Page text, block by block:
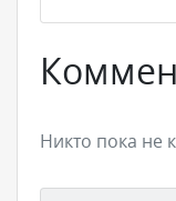
Никто пока не